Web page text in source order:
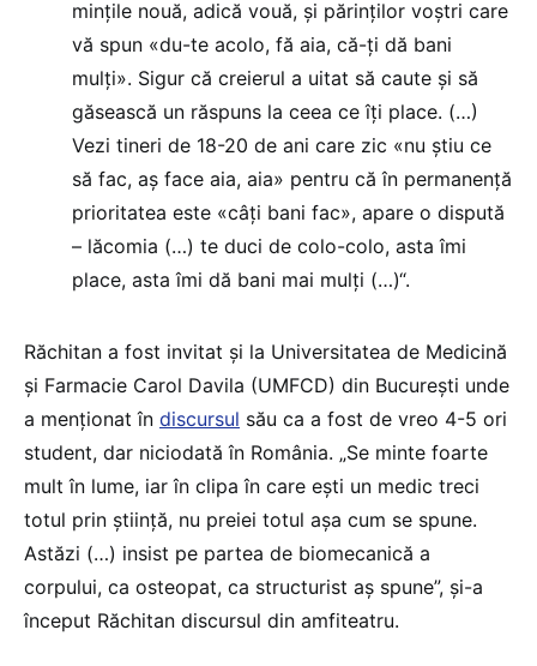
mințile nouă, adică vouă, și părinților voștri care
vă spun «du-te acolo, fă aia, că-ți dă bani
mulți». Sigur că creierul a uitat să caute și să
găsească un răspuns la ceea ce îți place. (…)
Vezi tineri de 18-20 de ani care zic «nu știu ce
să fac, aș face aia, aia» pentru că în permanență
prioritatea este «câți bani fac», apare o dispută
– lăcomia (…) te duci de colo-colo, asta îmi
place, asta îmi dă bani mai mulți (…)“.
Răchitan a fost invitat și la Universitatea de Medicină
și Farmacie Carol Davila (UMFCD) din București unde
a menționat în discursul său ca a fost de vreo 4-5 ori
student, dar niciodată în România. „Se minte foarte
mult în lume, iar în clipa în care ești un medic treci
totul prin știință, nu preiei totul așa cum se spune.
Astăzi (…) insist pe partea de biomecanică a
corpului, ca osteopat, ca structurist aș spune”, și-a
început Răchitan discursul din amfiteatru.